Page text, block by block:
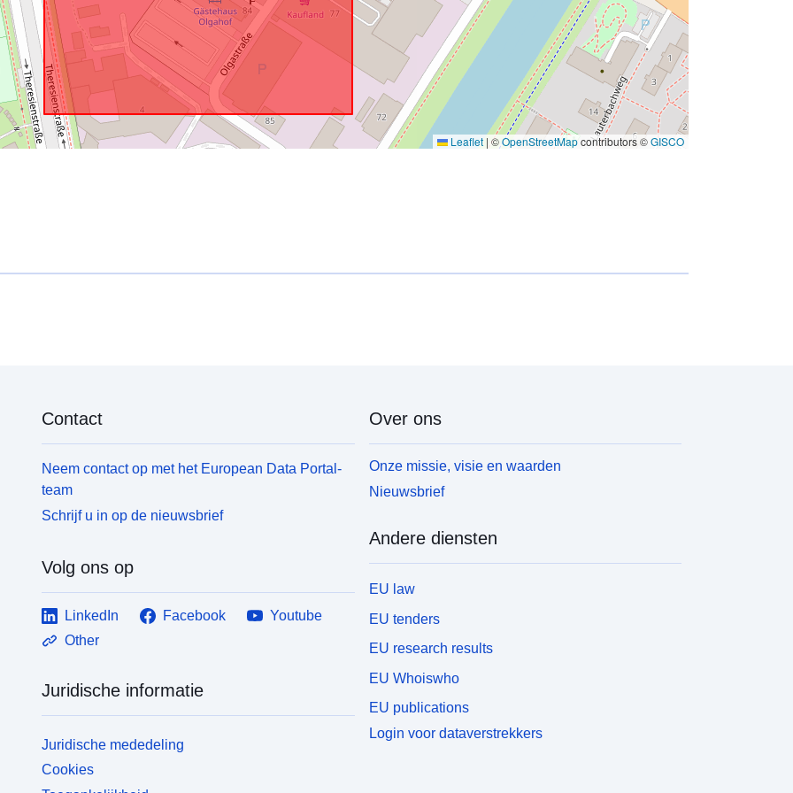
Leaflet | ©OpenStreetMapcontributors ©GISCO
Contact
Neem contact op met het European Data Portal-
team
Schrijf u in op de nieuwsbrief
Volg ons op
LinkedIn Facebook
Youtube
Other
Juridische informatie
Juridische mededeling
Cookies
Over ons
Onze missie, visie en waarden
Nieuwsbrief
Andere diensten
EU law
EU tenders
EU research results
EU Whoiswho
EU publications
Login voor dataverstrekkers